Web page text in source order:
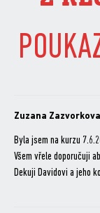
Zuzana Zazvorkova
Byla jsem na kurzu
Všem vřele doporučuji
Dekuji Davidovi a jeho